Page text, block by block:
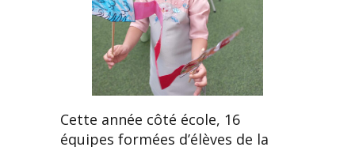
Cette année côté école, 16
équipes formées d’élèves de la